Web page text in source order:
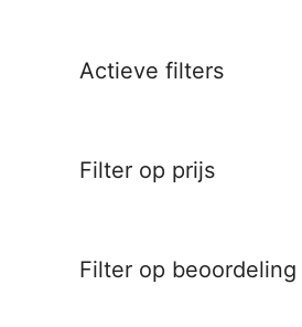
Actieve filters
Filter op prijs
Filter op beoordeling